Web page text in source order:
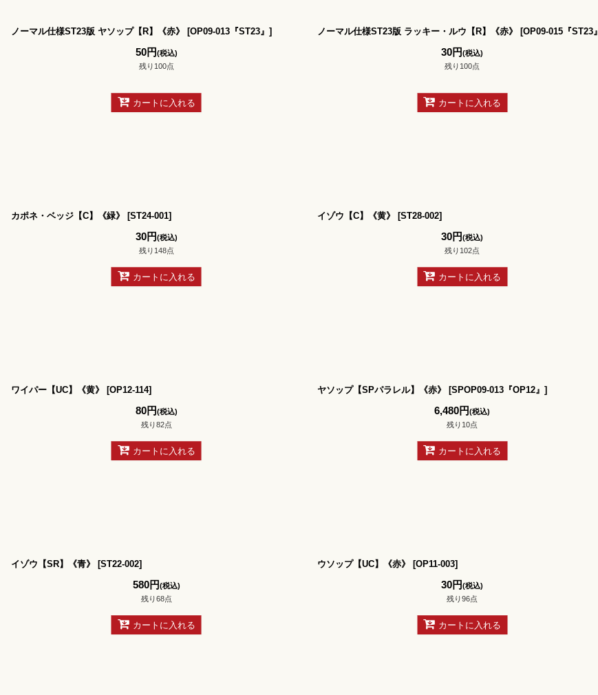
ノーマル仕様ST23版 ヤソップ【R】《赤》 [OP09-013『ST23』 ]
50円(税込)
残り100点
カートに入れる
ノーマル仕様ST23版 ラッキー・ルウ【R】《赤》 [OP09-015『ST23』
30円(税込)
残り100点
カートに入れる
カポネ・ベッジ【C】《緑》 [ST24-001]
30円(税込)
残り148点
カートに入れる
イゾウ【C】《黄》 [ST28-002]
30円(税込)
残り102点
カートに入れる
ワイパー【UC】《黄》 [OP12-114]
80円(税込)
残り82点
カートに入れる
ヤソップ【SPパラレル】《赤》 [SPOP09-013『OP12』 ]
6,480円(税込)
残り10点
カートに入れる
イゾウ【SR】《青》 [ST22-002]
580円(税込)
残り68点
カートに入れる
ウソップ【UC】《赤》 [OP11-003]
30円(税込)
残り96点
カートに入れる